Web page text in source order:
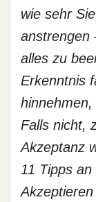
wie sehr
anstrengen
alles zu
Erkenntnis
Falls nicht,
Akzeptanz
11 Tipps